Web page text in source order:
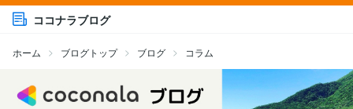
ココナラブログ
ホーム ブログトップ ブログ コラム